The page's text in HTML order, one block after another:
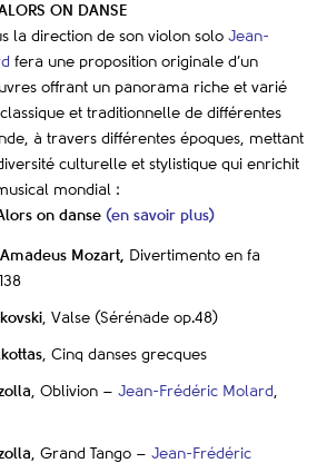
ON DANSE
la direction de son violon solo Jean-
fera une proposition originale d’un
offrant un panorama riche et varié
et traditionnelle de différentes
à travers différentes époques, mettant
culturelle et stylistique qui enrichit
mondial :
on danse (en savoir plus)
Mozart, Divertimento en fa
, Valse (Sérénade op.48)
, Cinq danses grecques
, Oblivion – Jean-Frédéric Molard,
, Grand Tango – Jean-Frédéric